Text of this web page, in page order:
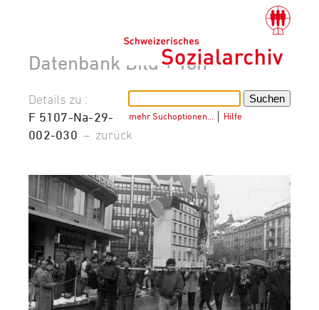
Datenbank Bild + Ton
mehr Suchoptionen… Hilfe
Details zu :
F 5107-Na-29-
002-030 – zurück